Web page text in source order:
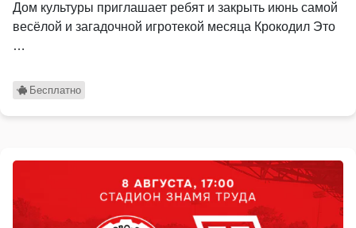
Дом культуры приглашает ребят и закрыть июнь самой
весёлой и загадочной игротекой месяца Крокодил Это
…
Бесплатно